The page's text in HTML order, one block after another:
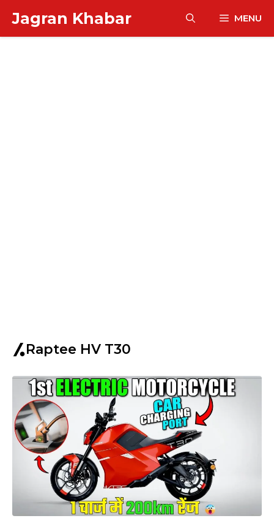
content
Jagran Khabar MENU
Raptee HV T30